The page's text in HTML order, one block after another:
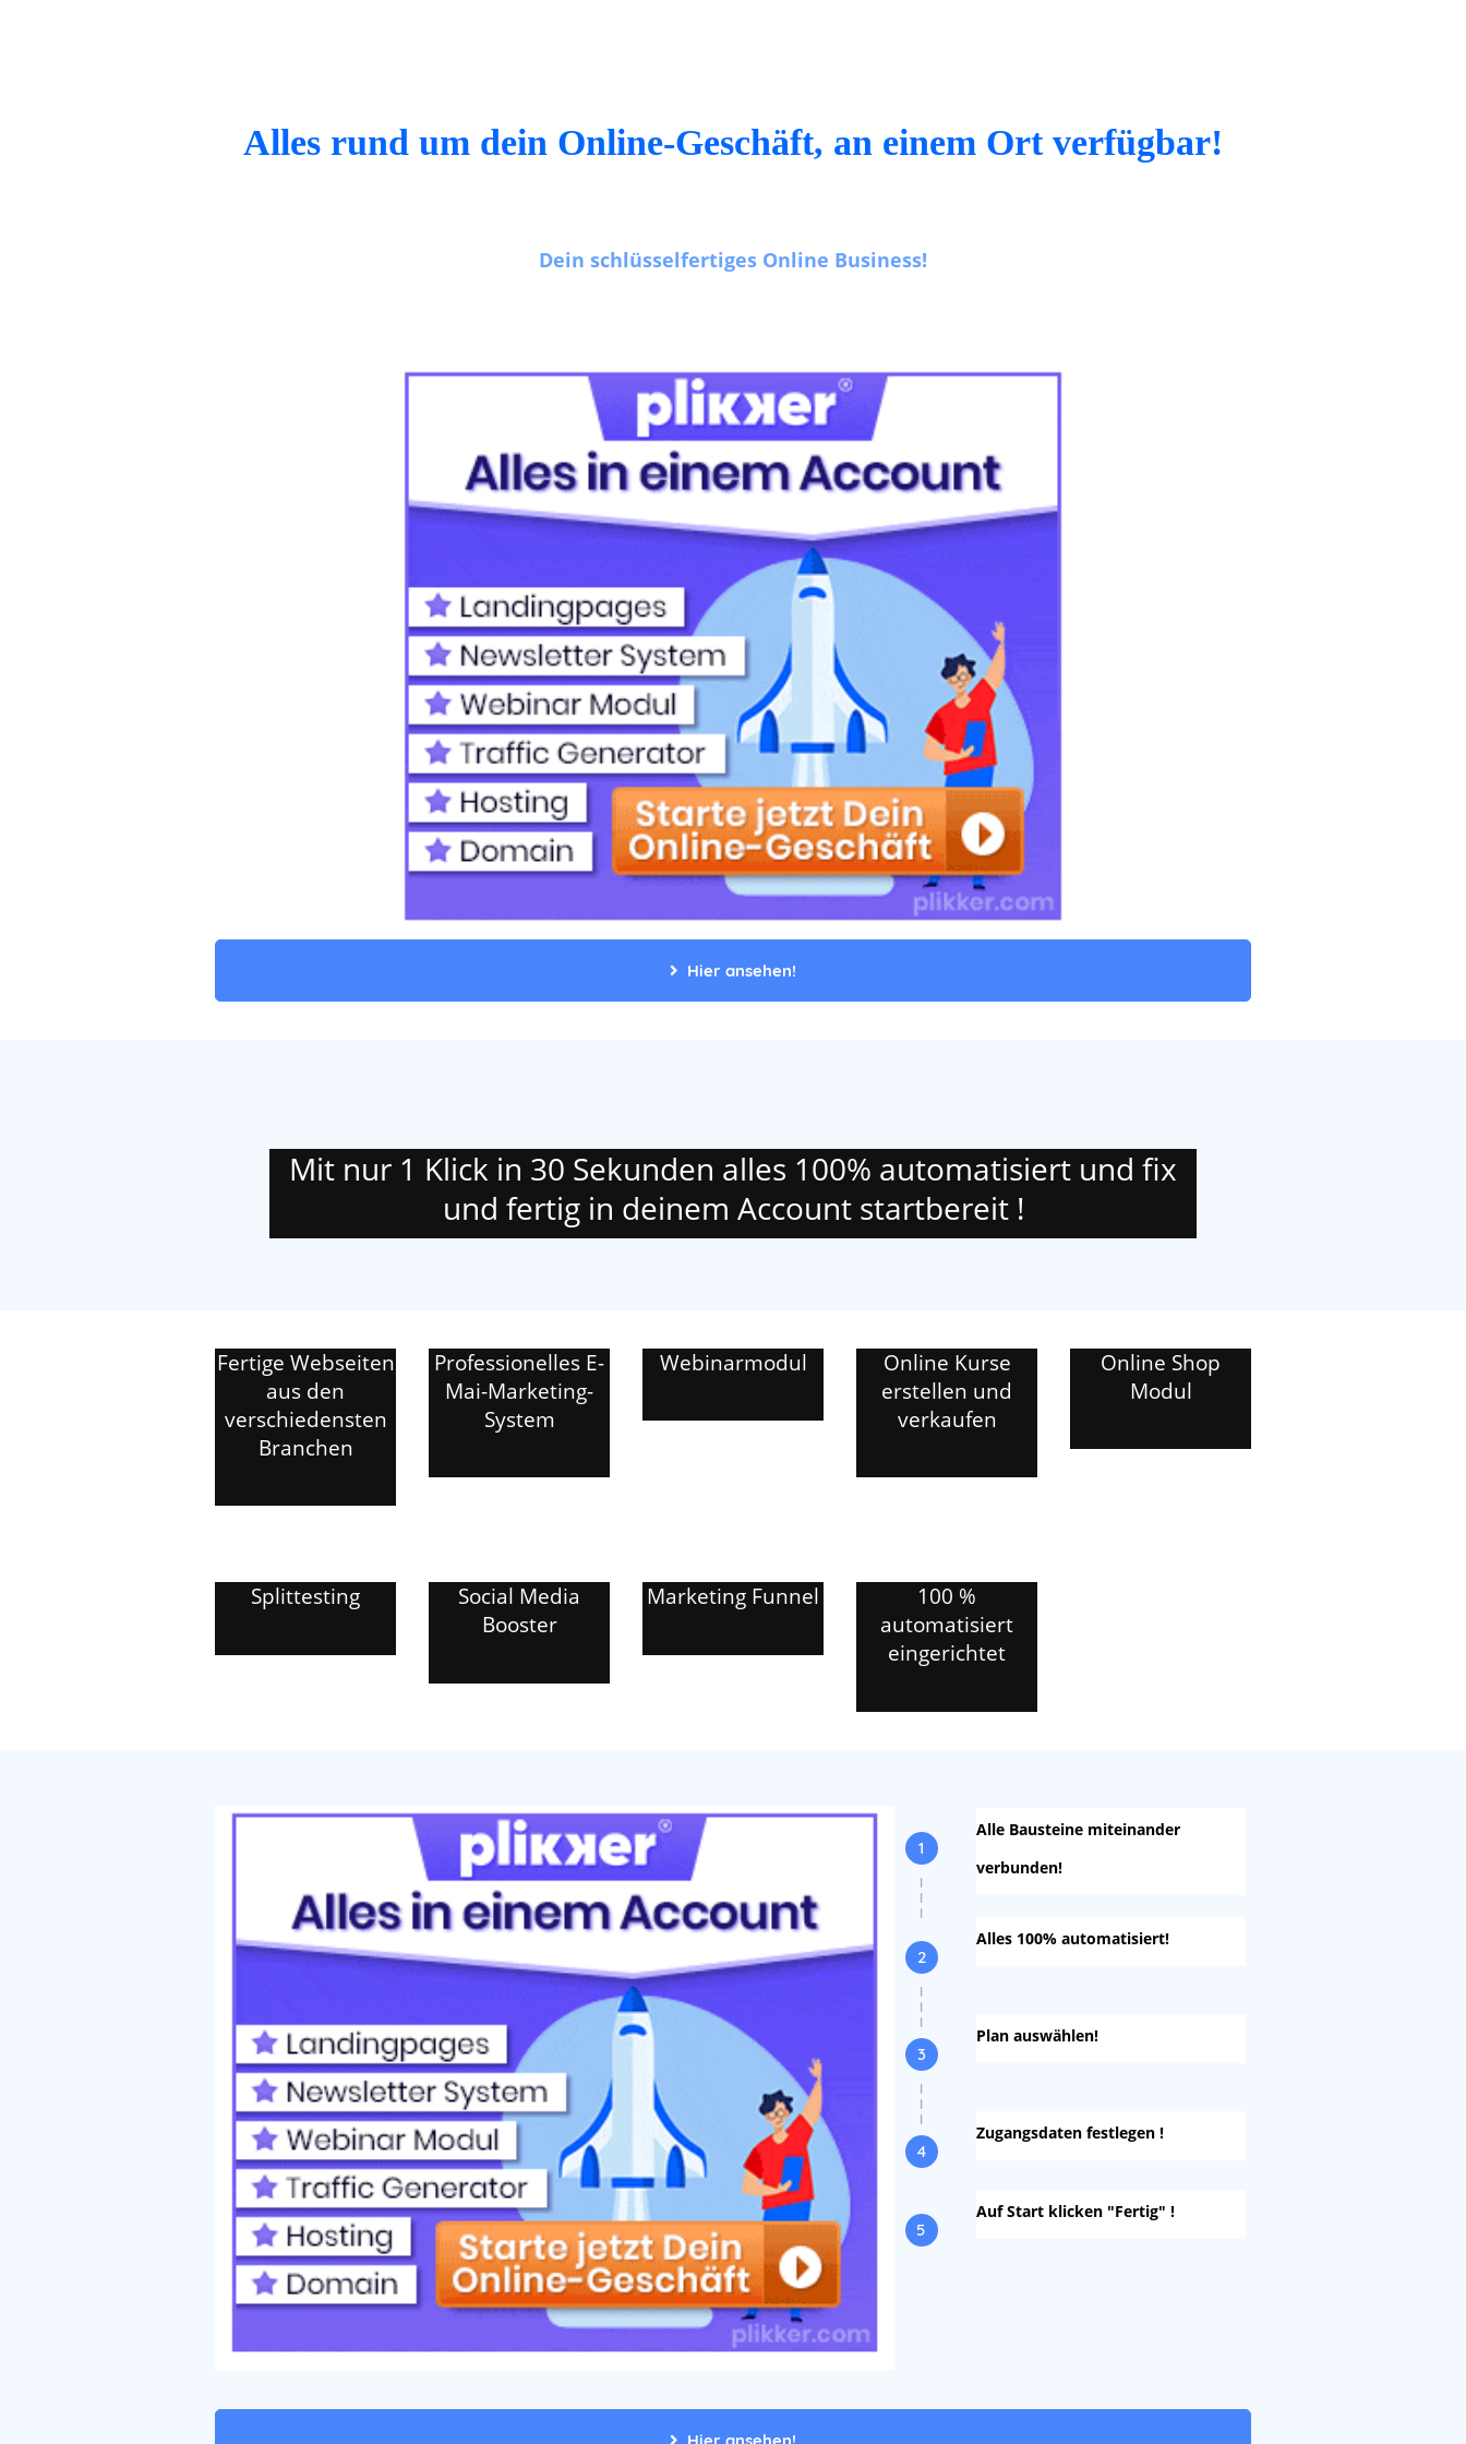
Alles rund um dein Online-Geschäft, an einem Ort verfügbar!
Dein schlüsselfertiges Online Business!
Hier ansehen!
Mit nur 1 Klick in 30 Sekunden alles 100% automatisiert und fix
und fertig in deinem Account startbereit !
Fertige Webseiten
aus den
verschiedensten
Branchen
Professionelles E-
Mai-Marketing-
System
Webinarmodul
Online Kurse
erstellen und
verkaufen
Online Shop
Modul
Splittesting
Social Media
Booster
Marketing Funnel
100 %
automatisiert
eingerichtet
1
I
I
I
Alle Bausteine miteinander
verbunden!
2
I
I
I
Alles 100% automatisiert!
3
I
I
I
Plan auswählen!
4
Zugangsdaten festlegen !
5
Auf Start klicken "Fertig" !
Hier ansehen!